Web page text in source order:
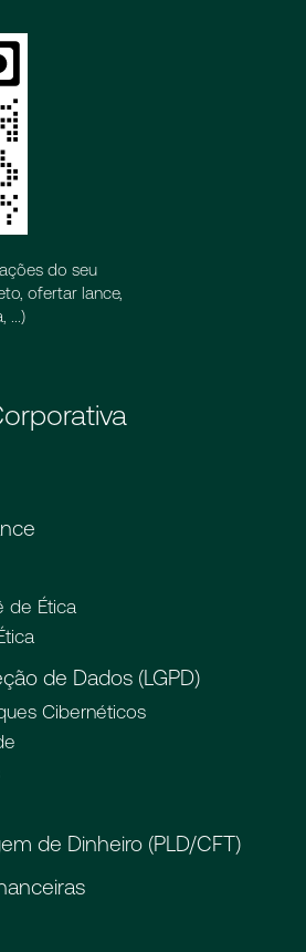
do seu
ofertar lance,
...)
de Ética
de Dados (LGPD)
Cibernéticos
de Dinheiro (PLD/CFT)